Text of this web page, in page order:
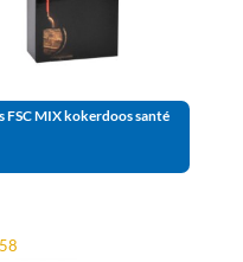
FSC MIX kokerdoos santé